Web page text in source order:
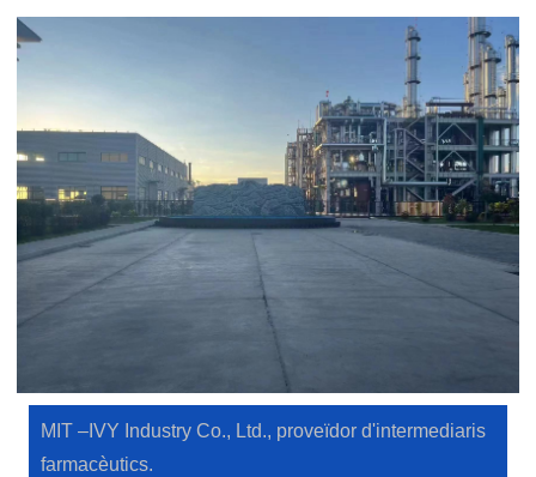
MIT –IVY Industry Co., Ltd., proveïdor d'intermediaris
farmacèutics.